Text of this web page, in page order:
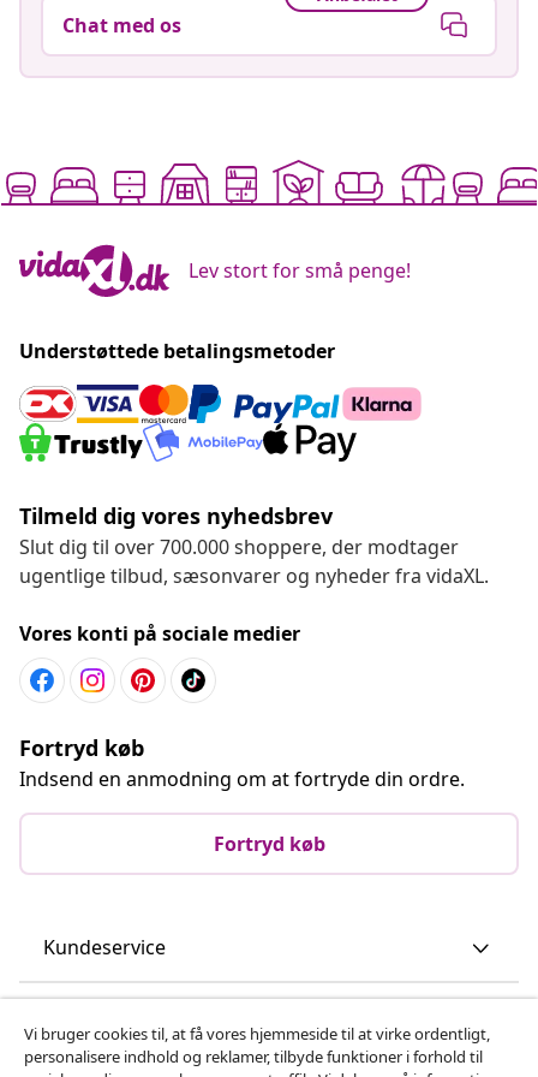
Chat med os
Lev stort for små penge!
Understøttede betalingsmetoder
Tilmeld dig vores nyhedsbrev
Slut dig til over 700.000 shoppere, der modtager
ugentlige tilbud, sæsonvarer og nyheder fra vidaXL.
Vores konti på sociale medier
Fortryd køb
Indsend en anmodning om at fortryde din ordre.
Fortryd køb
Kundeservice
Vi bruger cookies til, at få vores hjemmeside til at virke ordentligt,
personalisere indhold og reklamer, tilbyde funktioner i forhold til